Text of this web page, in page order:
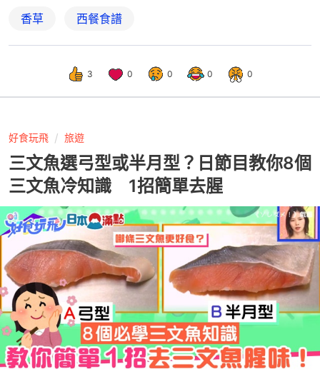
香草 西餐食譜
3 0 0 0 0
好食玩飛 旅遊
三文魚選弓型或半月型？日節目教你8個
三文魚冷知識 1招簡單去腥